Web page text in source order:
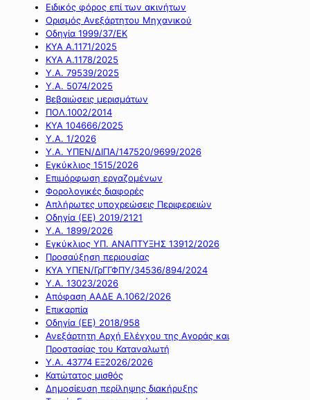
Ειδικός φόρος επί των ακινήτων
Ορισμός Ανεξάρτητου Μηχανικού
Οδηγία 1999/37/ΕΚ
ΚΥΑ Α.1171/2025
ΚΥΑ Α.1178/2025
Υ.Α. 79539/2025
Υ.Α. 5074/2025
Βεβαιώσεις μερισμάτων
ΠΟΛ.1002/2014
ΚΥΑ 104666/2025
Υ.Α. 1/2026
Υ.Α. ΥΠΕΝ/ΔΙΠΑ/147520/9699/2026
Εγκύκλιος 1515/2026
Επιμόρφωση εργαζομένων
Φορολογικές διαφορές
Απλήρωτες υποχρεώσεις Περιφερειών
Οδηγία (ΕΕ) 2019/2121
Υ.Α. 1899/2026
Εγκύκλιος ΥΠ. ΑΝΑΠΤΥΞΗΣ 13912/2026
Προσαύξηση περιουσίας
ΚΥΑ ΥΠΕΝ/ΓρΓΓΦΠΥ/34536/894/2024
Υ.Α. 13023/2026
Απόφαση ΑΑΔΕ Α.1062/2026
Επικαρπία
Οδηγία (ΕΕ) 2018/958
Ανεξάρτητη Αρχή Ελέγχου της Αγοράς και
Προστασίας του Καταναλωτή
Υ.Α. 43774 ΕΞ2026/2026
Κατώτατος μισθός
Δημοσίευση περίληψης διακήρυξης